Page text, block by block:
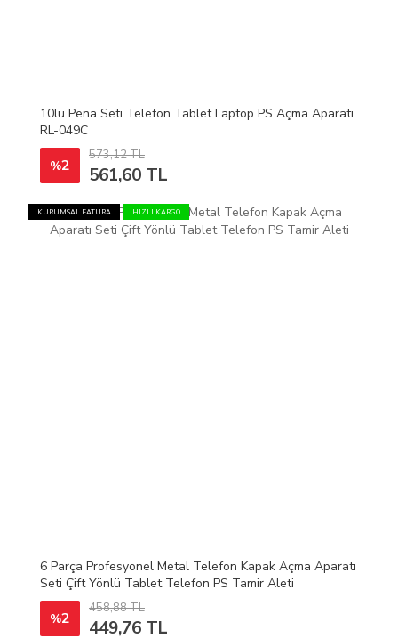
10lu Pena Seti Telefon Tablet Laptop PS Açma Aparatı
RL-049C
%2
573,12 TL
561,60 TL
KURUMSAL FATURA HIZLI KARGO
6 Parça Profesyonel Metal Telefon Kapak Açma Aparatı
Seti Çift Yönlü Tablet Telefon PS Tamir Aleti
%2
458,88 TL
449,76 TL